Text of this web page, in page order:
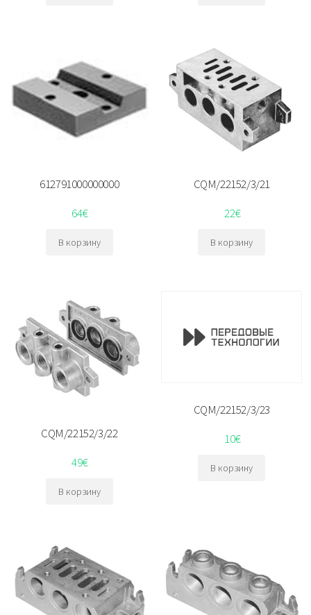
612791000000000
64€
В корзину
CQM/22152/3/21
22€
В корзину
CQM/22152/3/22
49€
В корзину
CQM/22152/3/23
10€
В корзину